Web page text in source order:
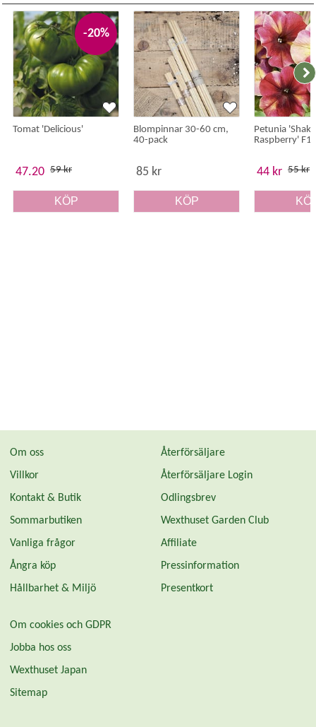
-20%
Tomat 'Delicious'
47.20 59 kr
KÖP
Blompinnar 30-60 cm,
40-pack
85 kr
KÖP
Petunia
Raspberry' F1
44 kr 55 kr
Om oss
Villkor
Kontakt & Butik
Sommarbutiken
Vanliga frågor
Ångra köp
Hållbarhet & Miljö
Återförsäljare
Återförsäljare Login
Odlingsbrev
Wexthuset Garden Club
Affiliate
Pressinformation
Presentkort
Om cookies och GDPR
Jobba hos oss
Wexthuset Japan
Sitemap